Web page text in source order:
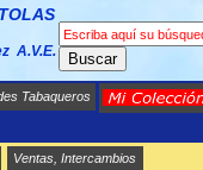
A.V.E.
Buscar
Tabaqueros
Ventas, Intercambios